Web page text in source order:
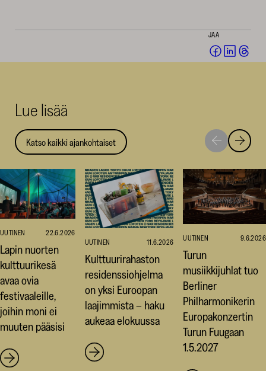
JAA
Jaa Jaa
Lue lisää
Katso kaikki ajankohtaiset
Siirry
seuraavaan
Siirry
UUTINEN 22.6.2026
Lapin nuorten
kulttuurikesä
avaa ovia
festivaaleille,
joihin moni ei
muuten pääsisi
UUTINEN 11.6.2026
Kulttuurirahaston
residenssiohjelma
on yksi Euroopan
laajimmista – haku
aukeaa elokuussa
UUTINEN 9.6.2026
Turun
musiikkijuhlat tuo
Berliner
Philharmonikerin
Europakonzertin
Turun Fuugaan
1.5.2027